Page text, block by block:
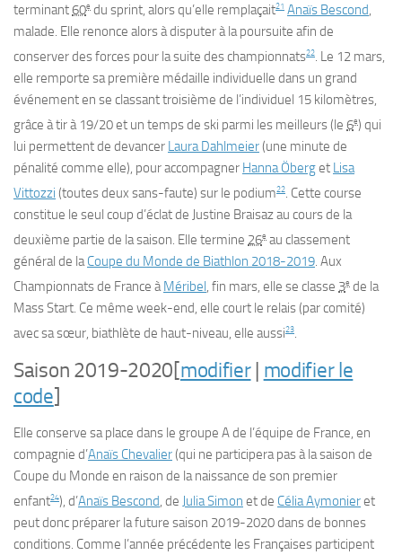
terminant60e du sprint, alors qu’elle remplaçait21 Anaïs Bescond,
malade. Elle renonce alors à disputer à la poursuite afin de
conserver des forces pour la suite des championnats22. Le 12 mars,
elle remporte sa première médaille individuelle dans un grand
événement en se classant troisième de l’individuel 15 kilomètres,
grâce à tir à 19/20 et un temps de ski parmi les meilleurs (le 6e) qui
lui permettent de devancer Laura Dahlmeier(une minute de
pénalité comme elle), pour accompagner Hanna Öberget Lisa
Vittozzi (toutes deux sans-faute) sur le podium22. Cette course
constitue le seul coup d’éclat de Justine Braisaz au cours de la
deuxième partie de la saison. Elle termine 26e au classement
général de laCoupe du Monde de Biathlon 2018-2019. Aux
Championnats de France àMéribel, fin mars, elle se classe 3e de la
Mass Start. Ce même week-end, elle court le relais (par comité)
avec sa sœur, biathlète de haut-niveau, elle aussi23.
Saison 2019-2020[modifier| modifier le
code]
Elle conserve sa place dans le groupe A de l’équipe de France, en
compagnie d’Anaïs Chevalier(qui ne participera pas à la saison de
Coupe du Monde en raison de la naissance de son premier
enfant24), d’Anaïs Bescond, de Julia Simon et de Célia Aymonieret
peut donc préparer la future saison 2019-2020 dans de bonnes
conditions. Comme l’année précédente les Françaises participent